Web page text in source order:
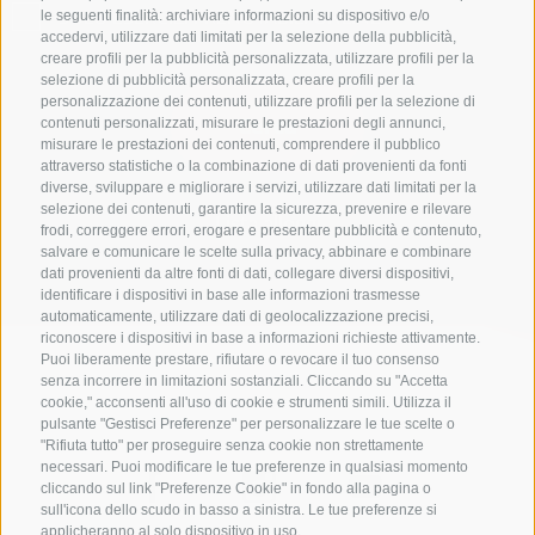
le seguenti finalità: archiviare informazioni su dispositivo e/o
accedervi, utilizzare dati limitati per la selezione della pubblicità,
creare profili per la pubblicità personalizzata, utilizzare profili per la
selezione di pubblicità personalizzata, creare profili per la
personalizzazione dei contenuti, utilizzare profili per la selezione di
contenuti personalizzati, misurare le prestazioni degli annunci,
misurare le prestazioni dei contenuti, comprendere il pubblico
attraverso statistiche o la combinazione di dati provenienti da fonti
diverse, sviluppare e migliorare i servizi, utilizzare dati limitati per la
selezione dei contenuti, garantire la sicurezza, prevenire e rilevare
frodi, correggere errori, erogare e presentare pubblicità e contenuto,
salvare e comunicare le scelte sulla privacy, abbinare e combinare
dati provenienti da altre fonti di dati, collegare diversi dispositivi,
identificare i dispositivi in base alle informazioni trasmesse
automaticamente, utilizzare dati di geolocalizzazione precisi,
riconoscere i dispositivi in base a informazioni richieste attivamente.
Puoi liberamente prestare, rifiutare o revocare il tuo consenso
senza incorrere in limitazioni sostanziali. Cliccando su "Accetta
cookie," acconsenti all'uso di cookie e strumenti simili. Utilizza il
pulsante "Gestisci Preferenze" per personalizzare le tue scelte o
"Rifiuta tutto" per proseguire senza cookie non strettamente
necessari. Puoi modificare le tue preferenze in qualsiasi momento
cliccando sul link "Preferenze Cookie" in fondo alla pagina o
sull'icona dello scudo in basso a sinistra. Le tue preferenze si
applicheranno al solo dispositivo in uso.
SOLO ESERCIZI PRENOTABILI ONLINE
Cerca
Lista alloggi